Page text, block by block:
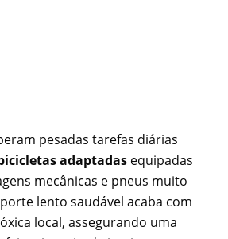
pesadas tarefas diárias
adaptadas equipadas
mecânicas e pneus muito
lento saudável acaba com
local, assegurando uma